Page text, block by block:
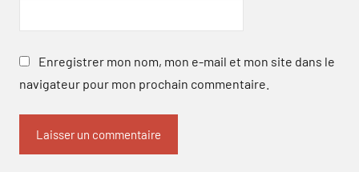
Enregistrer mon nom, mon e-mail et mon site dans le
navigateur pour mon prochain commentaire.